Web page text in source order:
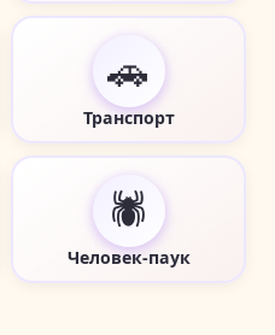
🚗
Транспорт
🕷️
Человек-паук